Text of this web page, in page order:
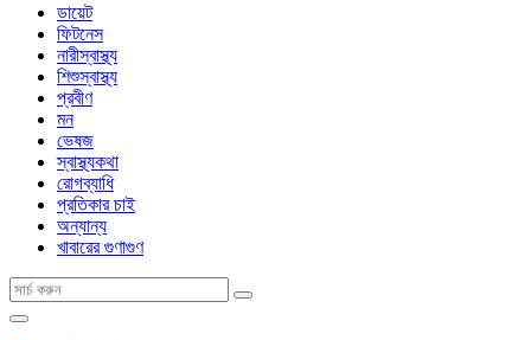
ডায়েট
ফিটনেস
নারীস্বাস্থ্য
শিশুস্বাস্থ্য
প্রবীণ
মন
ভেষজ
স্বাস্থ্যকথা
রোগব্যাধি
প্রতিকার চাই
অন্যান্য
খাবারের গুণাগুণ